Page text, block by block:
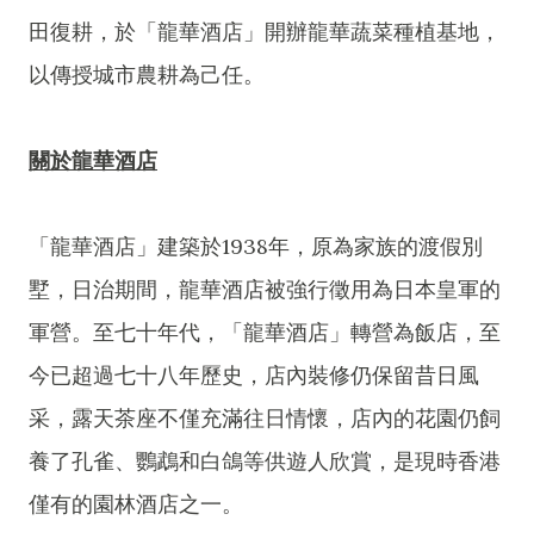
田復耕，於「龍華酒店」開辦龍華蔬菜種植基地，
以傳授城市農耕為己任。
關於龍華酒店
「龍華酒店」建築於1938年，原為家族的渡假別
墅，日治期間，龍華酒店被強行徵用為日本皇軍的
軍營。至七十年代，「龍華酒店」轉營為飯店，至
今已超過七十八年歷史，店內裝修仍保留昔日風
采，露天茶座不僅充滿往日情懷，店內的花園仍飼
養了孔雀、鸚鵡和白鴿等供遊人欣賞，是現時香港
僅有的園林酒店之一。